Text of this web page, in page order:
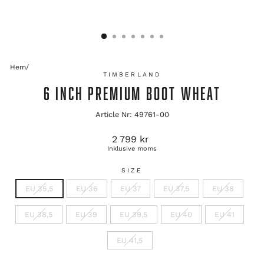
Hem/
TIMBERLAND
6 INCH PREMIUM BOOT WHEAT
Article Nr: 49761-00
Ordinarie
pris
2 799 kr
Inklusive moms
SIZE
EU 35,5 EU 36 EU 37 EU 37,5 EU 38
EU 38,5 EU 39 EU 39,5 EU 40 EU 41
EU 41,5